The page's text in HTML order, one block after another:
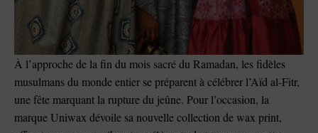
À l’approche de la fin du mois sacré du Ramadan, les fidèles
musulmans du monde entier se préparent à célébrer l’Aïd al-Fitr,
une fête marquant la rupture du jeûne. Pour l’occasion, la
marque Uniwax dévoile sa nouvelle collection de wax print,